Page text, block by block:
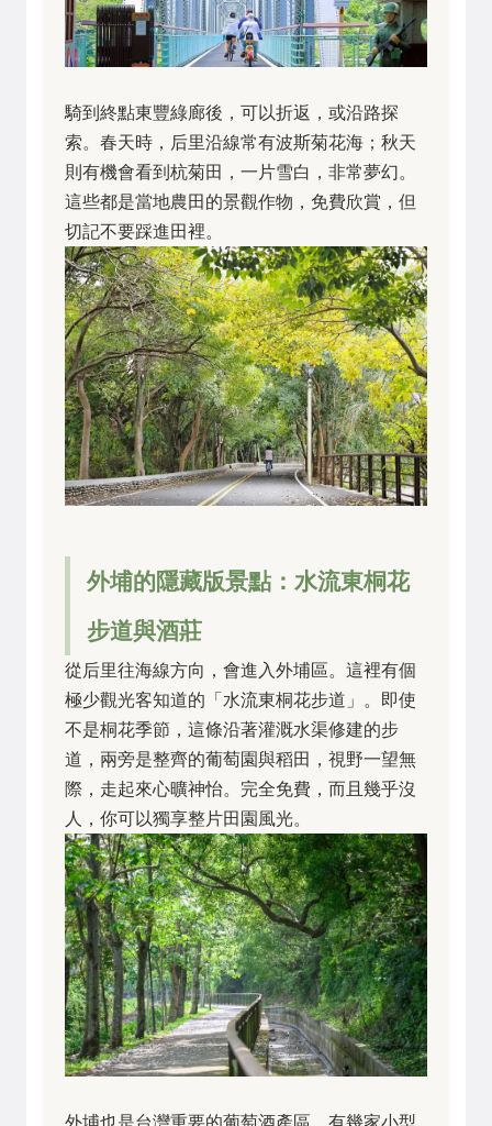
騎到終點東豐綠廊後，可以折返，或沿路探
索。春天時，后里沿線常有波斯菊花海；秋天
則有機會看到杭菊田，一片雪白，非常夢幻。
這些都是當地農田的景觀作物，免費欣賞，但
切記不要踩進田裡。
外埔的隱藏版景點：水流東桐花
步道與酒莊
從后里往海線方向，會進入外埔區。這裡有個
極少觀光客知道的「水流東桐花步道」。即使
不是桐花季節，這條沿著灌溉水渠修建的步
道，兩旁是整齊的葡萄園與稻田，視野一望無
際，走起來心曠神怡。完全免費，而且幾乎沒
人，你可以獨享整片田園風光。
外埔也是台灣重要的葡萄酒產區。有幾家小型